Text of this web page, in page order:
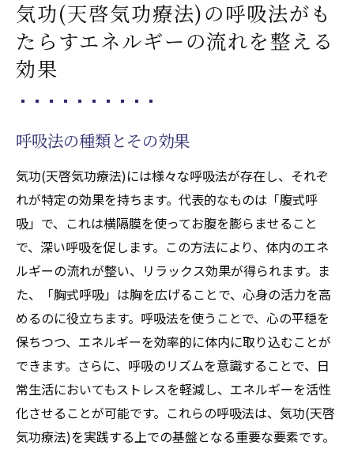
気功(天啓気功療法)の呼吸法がも
たらすエネルギーの流れを整える
効果
呼吸法の種類とその効果
気功(天啓気功療法)には様々な呼吸法が存在し、それぞ
れが特定の効果を持ちます。代表的なものは「腹式呼
吸」で、これは横隔膜を使ってお腹を膨らませること
で、深い呼吸を促します。この方法により、体内のエネ
ルギーの流れが整い、リラックス効果が得られます。ま
た、「胸式呼吸」は胸を広げることで、心身の活力を高
めるのに役立ちます。呼吸法を使うことで、心の平穏を
保ちつつ、エネルギーを効率的に体内に取り込むことが
できます。さらに、呼吸のリズムを意識することで、日
常生活においてもストレスを軽減し、エネルギーを活性
化させることが可能です。これらの呼吸法は、気功(天啓
気功療法)を実践する上での基盤となる重要な要素です。